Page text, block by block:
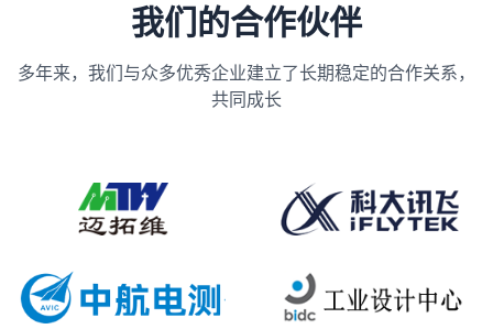
我们的合作伙伴
多年来，我们与众多优秀企业建立了长期稳定的合作关系，
共同成长